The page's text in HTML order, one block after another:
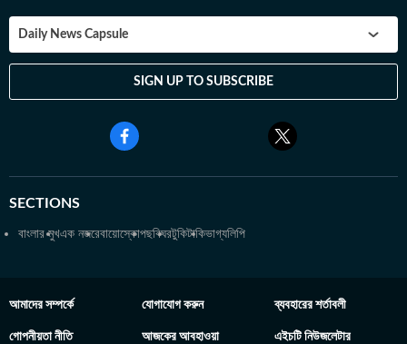
Daily News Capsule
SIGN UP TO SUBSCRIBE
SECTIONS
বাংলার মুখএক নজরেবায়োস্কোপছবিঘরটুকিটাকিভাগ্যলিপি
আমাদের সম্পর্কে যোগাযোগ করুন ব্যবহারের শর্তাবলী
গোপনীয়তা নীতি আজকের আবহাওয়া এইচটি নিউজলেটার